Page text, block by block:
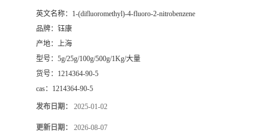
英文名称： 1-(difluoromethyl)-4-fluoro-2-nitrobenzene
品牌： 钰康
产地： 上海
型号： 5g/25g/100g/500g/1Kg/大量
货号： 1214364-90-5
cas： 1214364-90-5
发布日期： 2025-01-02
更新日期： 2026-08-07